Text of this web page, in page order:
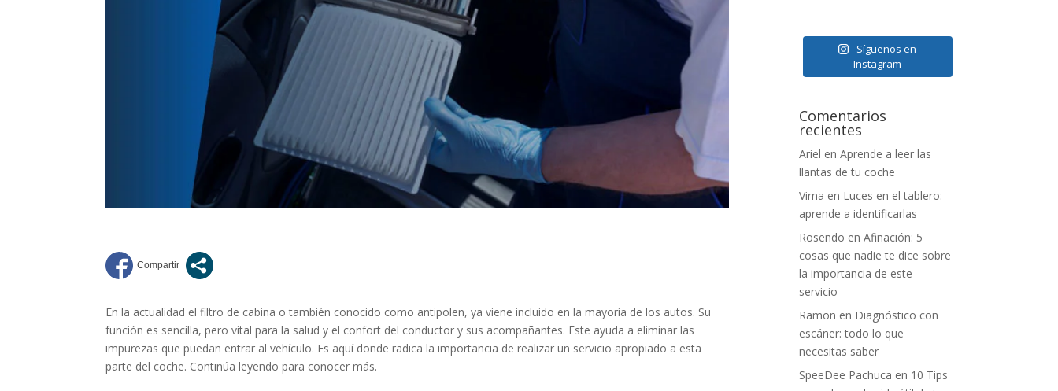
En la actualidad el filtro de cabina o también conocido como antipolen, ya viene incluido en la mayoría de los autos. Su
función es sencilla, pero vital para la salud y el confort del conductor y sus acompañantes. Este ayuda a eliminar las
impurezas que puedan entrar al vehículo. Es aquí donde radica la importancia de realizar un servicio apropiado a esta
parte del coche. Continúa leyendo para conocer más.
Síguenos en
Instagram
Comentarios
recientes
Ariel enAprende a leer las
llantas de tu coche
Virna en Luces en el tablero:
aprende a identificarlas
Rosendo enAfinación: 5
cosas que nadie te dice sobre
la importancia de este
servicio
Ramon en Diagnóstico con
escáner: todo lo que
necesitas saber
SpeeDee Pachuca en 10 Tips